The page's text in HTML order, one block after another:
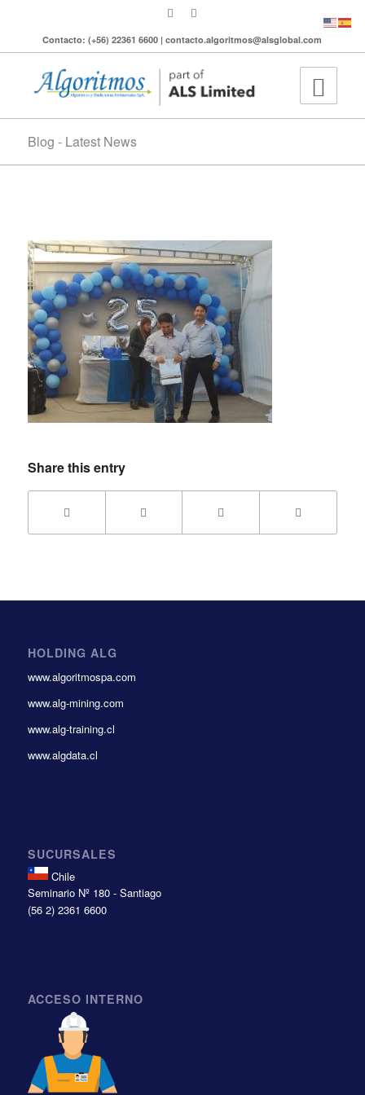
Contacto: (+56) 22361 6600 | contacto.algoritmos@alsglobal.com
Blog - Latest News
Share this entry
HOLDING ALG
www.algoritmospa.com
www.alg-mining.com
www.alg-training.cl
www.algdata.cl
SUCURSALES
Chile
Seminario Nº 180 - Santiago
(56 2) 2361 6600
ACCESO INTERNO